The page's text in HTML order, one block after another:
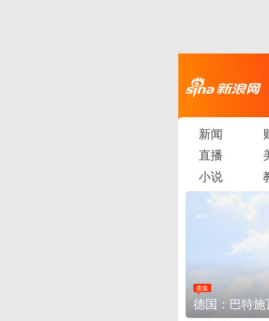
新闻
直播
小说
图集
德国：巴特